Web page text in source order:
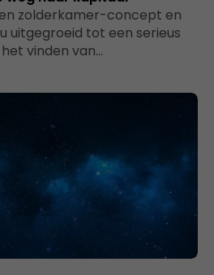
zolderkamer-concept en
uitgegroeid tot een serieus
vinden van…